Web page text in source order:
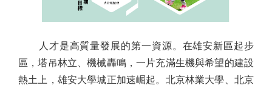
人才是高質量發展的第一資源。在雄安新區起步
區，塔吊林立、機械轟鳴，一片充滿生機與希望的建設
熱土上，雄安大學城正加速崛起。北京林業大學、北京